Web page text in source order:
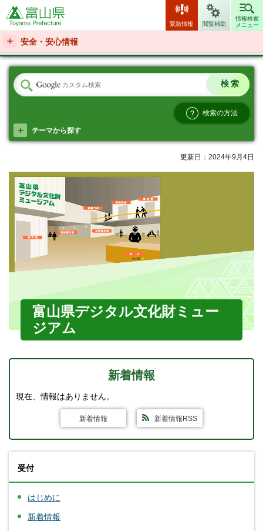
富山県
緊急情報 閲覧補助
情報検索
メニュー
安全・安心情報
検索の方法
テーマから探す
更新日：2024年9月4日
富山県デジタル文化財ミュー
ジアム
新着情報
現在、情報はありません。
新着情報 新着情報RSS
受付
はじめに
新着情報